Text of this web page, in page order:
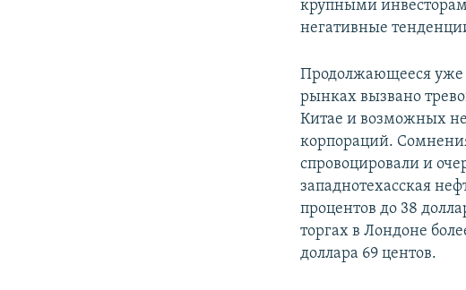
крупными
негативные
Продолжающееся уже
рынках вызвано
Китае и возможных
корпораций.
спровоцировали и
западнотехасская
процентов до 38
торгах в Лондоне
доллара 69 центов.